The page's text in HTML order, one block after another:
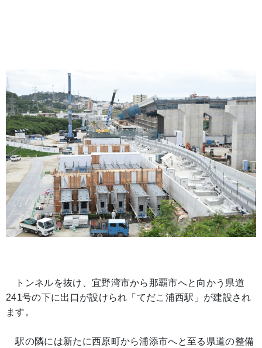
トンネルを抜け、宜野湾市から那覇市へと向かう県道
241号の下に出口が設けられ「てだこ浦西駅」が建設され
ます。
駅の隣には新たに西原町から浦添市へと至る県道の整備